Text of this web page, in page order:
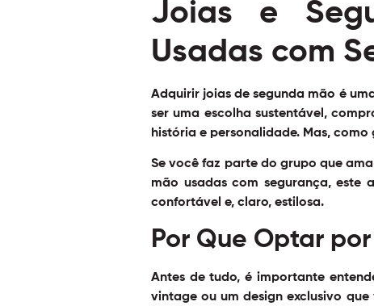
Joias e
Usadas com
Adquirir joias de segunda mão é
ser uma escolha sustentável,
história e personalidade. Mas,
Se você faz parte do grupo que
mão usadas com segurança, este
confortável e, claro, estilosa.
Por Que Optar
Antes de tudo, é importante
vintage ou um design exclusivo